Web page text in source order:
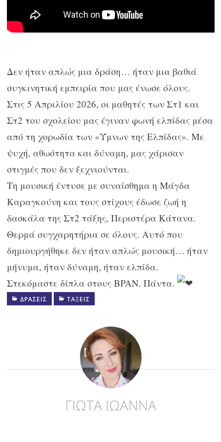
Δεν ήταν απλώς μια δράση… ήταν μια βαθιά
συγκινητική εμπειρία που μας ένωσε όλους.
Στις 5 Απριλίου 2026, οι μαθητές των Στ1 και
Στ2 του σχολείου μας έγιναν φωνή ελπίδας μέσα
από τη χορωδία των «Ύμνων της Ελπίδας». Με
ψυχή, αθωότητα και δύναμη, μας χάρισαν
στιγμές που δεν ξεχνιούνται.
Τη μουσική έντυσε με συναίσθημα η Μάγδα
Καραγκούνη και τους στίχους έδωσε ζωή η
δασκάλα της Στ2 τάξης, Περιστέρα Κάτανα.
Θερμά συγχαρητήρια σε όλους. Αυτό που
δημιουργήθηκε δεν ήταν απλώς μουσική… ήταν
μήνυμα, ήταν δύναμη, ήταν ελπίδα.
Στεκόμαστε δίπλα στους BPAN. Πάντα.
ΔΡΆΣΕΙΣ ΤΆΞΕΙΣ
ΓΙΩΤΑ ΙΩΑΝΝΑ